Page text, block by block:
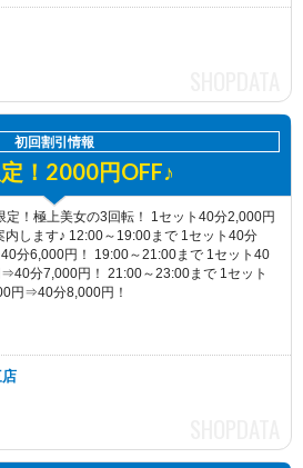
初回割引情報
！2000円OFF♪
定！極上美女の3回転！ 1セット40分2,000円
内します♪ 12:00～19:00まで 1セット40分
分6,000円！ 19:00～21:00まで 1セット40
分7,000円！ 21:00～23:00まで 1セット
円⇒40分8,000円！